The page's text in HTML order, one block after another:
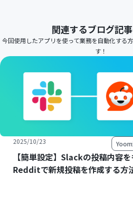
関連するブログ記
今回使用したアプリを使って業務を自動化する
す！
2025/10/23
【簡単設定】Slackの投稿内容
Redditで新規投稿を作成する方